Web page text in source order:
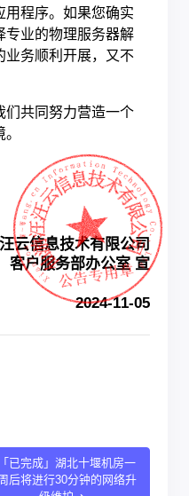
用程序。如果您确实
专业的物理服务器解
业务顺利开展，又不
们共同努力营造一个
云信息技术有限公司
客户服务部办公室 宣
2024-11-05
「已完成」湖北十堰机房一
后将进行30分钟的网络升